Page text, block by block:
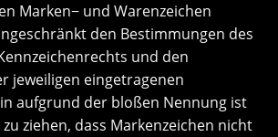
Marken− und Warenzeichen
den Bestimmungen des
und den
jeweiligen eingetragenen
aufgrund der bloßen Nennung ist
ziehen, dass Markenzeichen nicht